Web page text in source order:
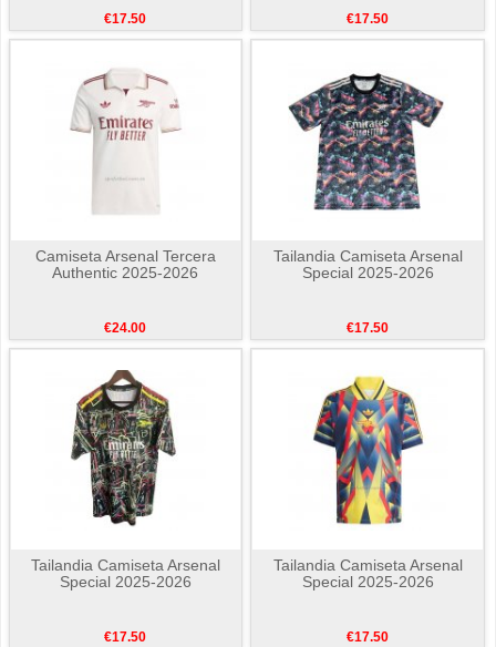
€17.50 €17.50
Camiseta Arsenal Tercera
Authentic 2025-2026
€24.00
Tailandia Camiseta Arsenal
Special 2025-2026
€17.50
Tailandia Camiseta Arsenal
Special 2025-2026
€17.50
Tailandia Camiseta Arsenal
Special 2025-2026
€17.50